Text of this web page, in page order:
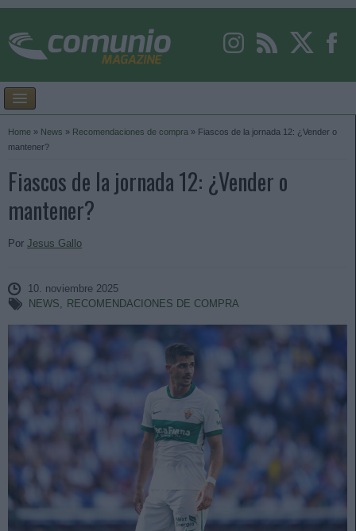
Home » News » Recomendaciones de compra » Fiascos de la jornada 12: ¿Vender o
mantener?
Fiascos de la jornada 12: ¿Vender o
mantener?
Por Jesus Gallo
10. noviembre 2025
NEWS, RECOMENDACIONES DE COMPRA